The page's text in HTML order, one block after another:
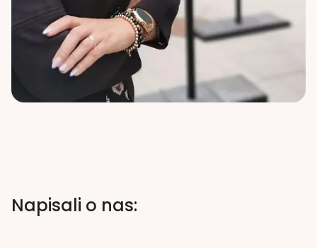
Napisali o nas: